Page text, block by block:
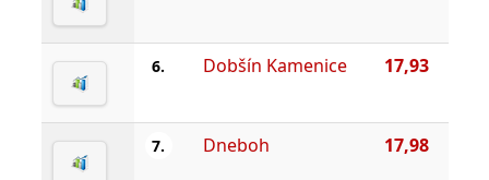
6. Dobšín Kamenice 17,93
7. Dneboh 17,98